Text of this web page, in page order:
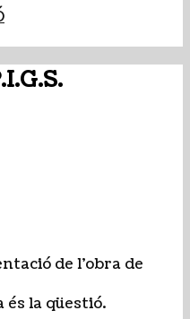
de l'obra de
la qüestió.